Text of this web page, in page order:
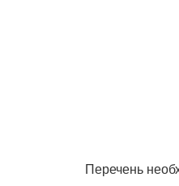
Перечень